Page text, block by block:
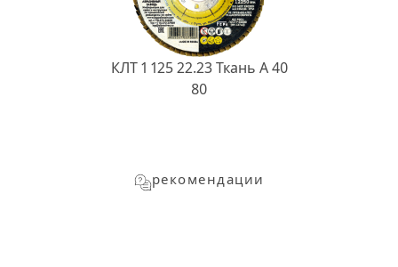
КЛТ 1 125 22.23 Ткань A 40
80
рекомендации